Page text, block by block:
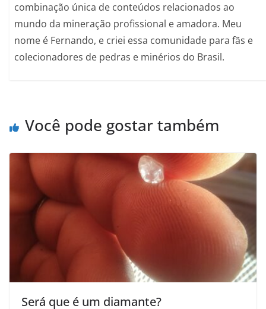
combinação única de conteúdos relacionados ao
mundo da mineração profissional e amadora. Meu
nome é Fernando, e criei essa comunidade para fãs e
colecionadores de pedras e minérios do Brasil.
Você pode gostar também
Será que é um diamante?